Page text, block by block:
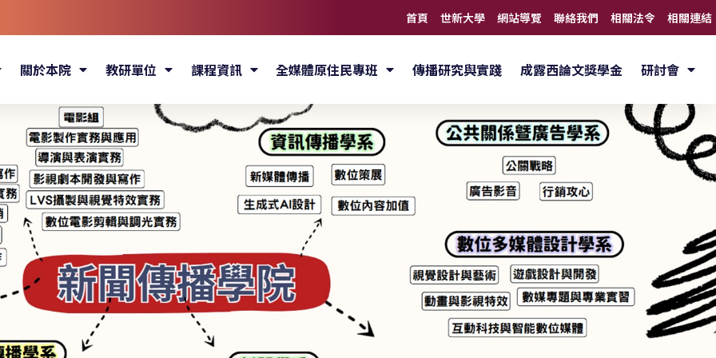
首頁 世新大學 網站導覽 聯絡我們 相關法令 相關連結
關於本院 教研單位 課程資訊 全媒體原住民專班 傳播研究與實踐 成露西論文獎學金 研討會